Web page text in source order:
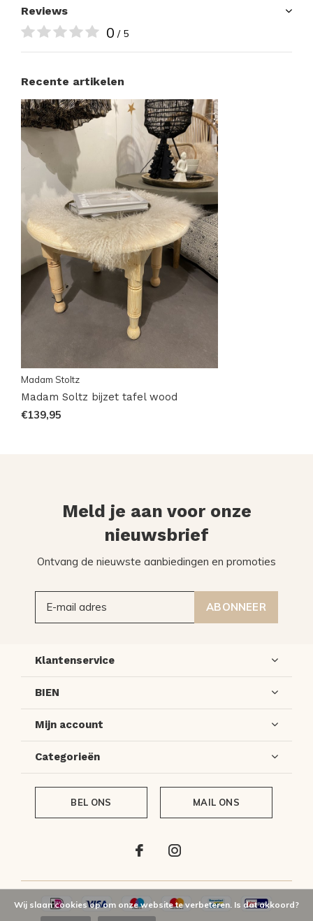
Reviews
0 / 5
Recente artikelen
Madam Stoltz
Madam Soltz bijzet tafel wood
€139,95
Meld je aan voor onze
nieuwsbrief
Ontvang de nieuwste aanbiedingen en promoties
ABONNEER
Klantenservice
BIEN
Mijn account
Categorieën
BEL ONS MAIL ONS
Wij slaan cookies op om onze website te verbeteren. Is dat akkoord?